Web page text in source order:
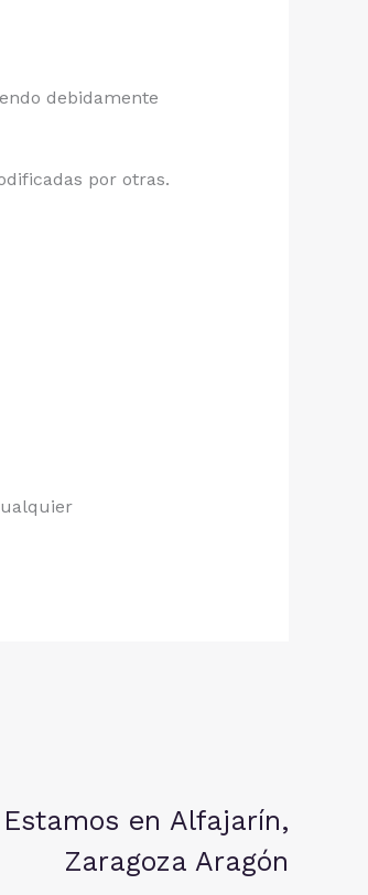
debidamente
por otras.
Estamos en Alfajarín,
Zaragoza Aragón